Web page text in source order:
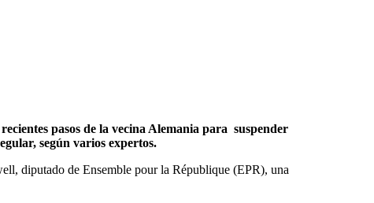
pasos de la vecina Alemania para suspender
según varios expertos.
diputado de Ensemble pour la République (EPR), una